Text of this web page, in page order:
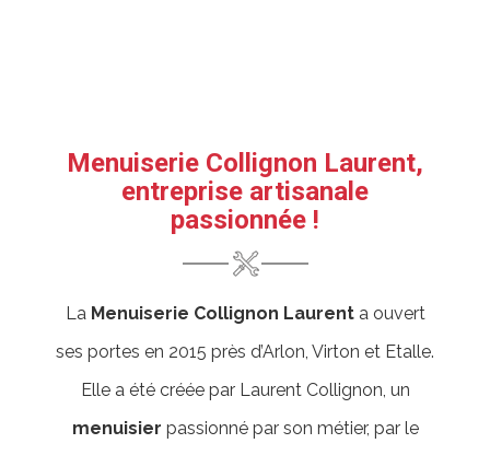
Menuiserie Collignon Laurent,
entreprise artisanale
passionnée !
La Menuiserie Collignon Laurenta ouvert
ses portes en 2015 près d’Arlon, Virton et Etalle.
Elle a été créée par Laurent Collignon, un
menuisier passionné par son métier, par le